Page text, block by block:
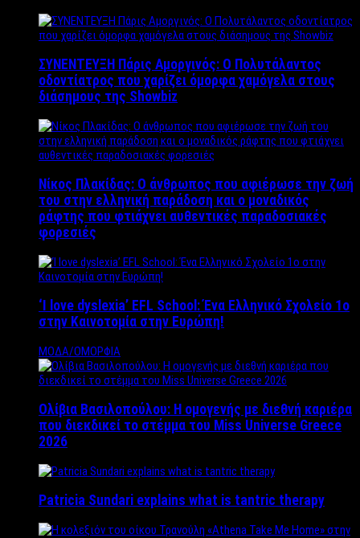
ΣΥΝΕΝΤΕΥΞΗ Πάρις Αμοργινός: O Πολυτάλαντος
οδοντίατρος που χαρίζει όμορφα χαμόγελα στους
διάσημους της Showbiz
Νίκος Πλακίδας: O άνθρωπος που αφιέρωσε την ζωή
του στην ελληνική παράδοση και ο μοναδικός
ράφτης που φτιάχνει αυθεντικές παραδοσιακές
φορεσιές
‘Ι love dyslexia’ EFL School: Ένα Ελληνικό Σχολείo 1ο
στην Καινοτομία στην Ευρώπη!
ΜΟΔΑ/ΟΜΟΡΦΙΑ
Ολίβια Βασιλοπούλου: Η ομογενής με διεθνή καριέρα
που διεκδικεί το στέμμα του Miss Universe Greece
2026
Patricia Sundari explains what is tantric therapy